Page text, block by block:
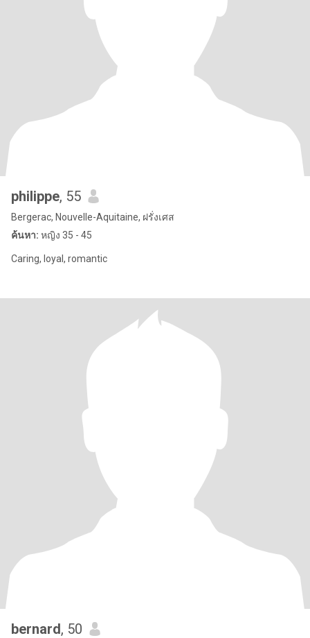
philippe, 55
Bergerac, Nouvelle-Aquitaine, ฝรั่งเศส
ค้นหา: หญิง 35 - 45
Caring, loyal, romantic
bernard, 50